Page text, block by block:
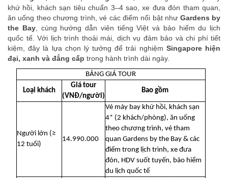
khứ hồi, khách sạn tiêu chuẩn 3–4 sao, xe đưa đón tham quan,
ăn uống theo chương trình, vé các điểm nổi bật như Gardens by
the Bay, cùng hướng dẫn viên tiếng Việt và bảo hiểm du lịch
quốc tế. Với lịch trình thoải mái, dịch vụ đảm bảo và chi phí tiết
kiệm, đây là lựa chọn lý tưởng để trải nghiệm Singapore hiện
đại, xanh và đẳng cấp trong hành trình dài ngày.
BẢNG GIÁ TOUR
Loại khách
Giá tour
(VNĐ/người)
Bao gồm
Người lớn (≥
12 tuổi)
14.990.000
Vé máy bay khứ hồi, khách sạn
4* (2 khách/phòng), ăn uống
theo chương trình, vé tham
quan Gardens by the Bay & các
điểm trong lịch trình, xe đưa
đón, HDV suốt tuyến, bảo hiểm
du lịch quốc tế